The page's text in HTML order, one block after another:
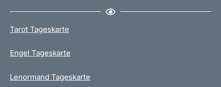
Tarot Tageskarte
Engel Tageskarte
Lenormand Tageskarte